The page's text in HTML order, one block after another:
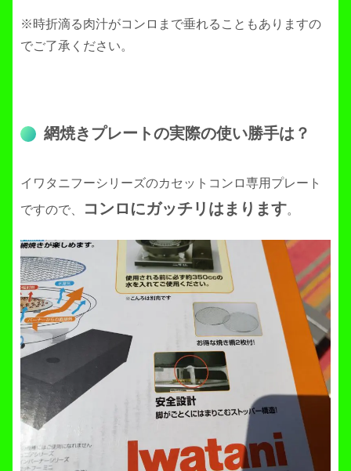
※時折滴る肉汁がコンロまで垂れることもありますの
でご了承ください。
網焼きプレートの実際の使い勝手は？
イワタニフーシリーズのカセットコンロ専用プレート
ですので、
コンロにガッチリはまります。